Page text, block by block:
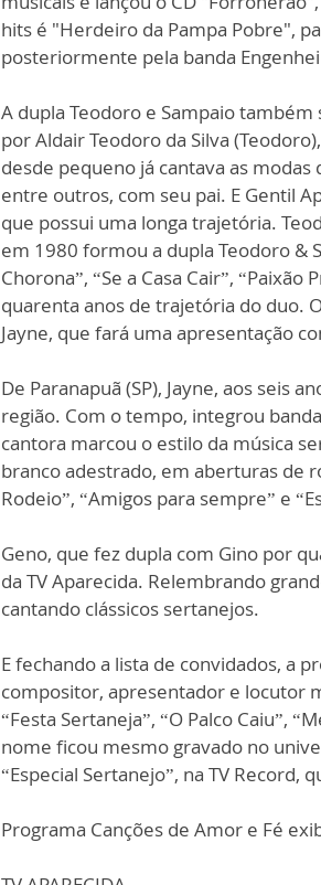
hits é "Herdeiro da Pampa Pobre",
posteriormente pela banda
A dupla Teodoro e Sampaio
por Aldair Teodoro da Silva
desde pequeno já cantava as
entre outros, com seu pai. E Gentil
que possui uma longa trajetória.
em 1980 formou a dupla Teodoro &
Chorona”, “Se a Casa Cair”,
quarenta anos de trajetória do duo.
Jayne, que fará uma apresentação
De Paranapuã (SP), Jayne, aos seis
região. Com o tempo, integrou
cantora marcou o estilo da música
branco adestrado, em aberturas de
Rodeio”, “Amigos para sempre” e
Geno, que fez dupla com Gino por
da TV Aparecida. Relembrando
cantando clássicos sertanejos.
E fechando a lista de convidados, a
compositor, apresentador e locutor
“Festa Sertaneja”, “O Palco Caiu”,
nome ficou mesmo gravado no
“Especial Sertanejo”, na TV Record,
Programa Canções de Amor e Fé